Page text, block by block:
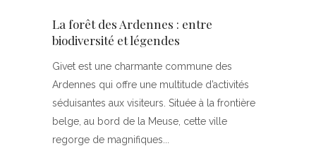
La forêt des Ardennes : entre
biodiversité et légendes
Givet est une charmante commune des
Ardennes qui offre une multitude d’activités
séduisantes aux visiteurs. Située à la frontière
belge, au bord de la Meuse, cette ville
regorge de magnifiques